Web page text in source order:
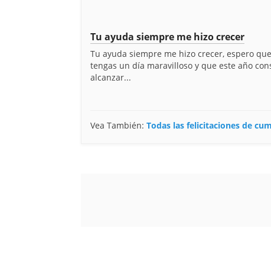
Tu ayuda siempre me hizo crecer
Tu ayuda siempre me hizo crecer, espero
tengas un día maravilloso y que este año
alcanzar...
Vea También: Todas las felicitaciones de